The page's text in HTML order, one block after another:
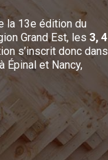
la 13e édition du
Grand Est, les3, 4
s’inscrit donc dans
Épinal et Nancy,